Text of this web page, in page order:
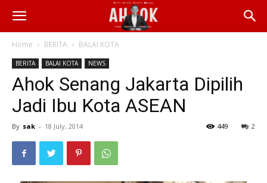
Home BERITA BALAI KOTA
BERITA BALAI KOTA NEWS
Ahok Senang Jakarta Dipilih
Jadi Ibu Kota ASEAN
By sak - 18 July, 2014 2
449